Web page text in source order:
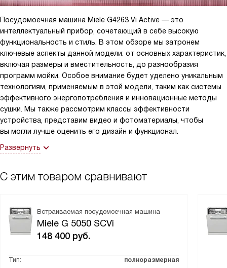
Посудомоечная машина Miele G4263 Vi Active — это
интеллектуальный прибор, сочетающий в себе высокую
функциональность и стиль. В этом обзоре мы затронем
ключевые аспекты данной модели: от основных характеристик,
включая размеры и вместительность, до разнообразия
программ мойки. Особое внимание будет уделено уникальным
технологиям, применяемым в этой модели, таким как системы
эффективного энергопотребления и инновационные методы
сушки. Мы также рассмотрим классы эффективности
устройства, представим видео и фотоматериалы, чтобы
вы могли лучше оценить его дизайн и функционал.
Развернуть
С этим товаром сравнивают
Встраиваемая посудомоечная машина
Miele G 5050 SCVi
148 400 руб.
Тип:
полноразмерная